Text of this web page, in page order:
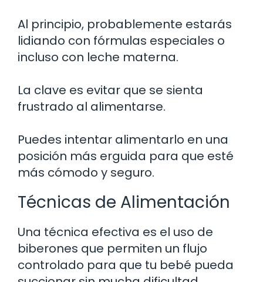
Al principio, probablemente estarás
lidiando con fórmulas especiales o
incluso con leche materna.
La clave es evitar que se sienta
frustrado al alimentarse.
Puedes intentar alimentarlo en una
posición más erguida para que esté
más cómodo y seguro.
Técnicas de Alimentación
Una técnica efectiva es el uso de
biberones que permiten un flujo
controlado para que tu bebé pueda